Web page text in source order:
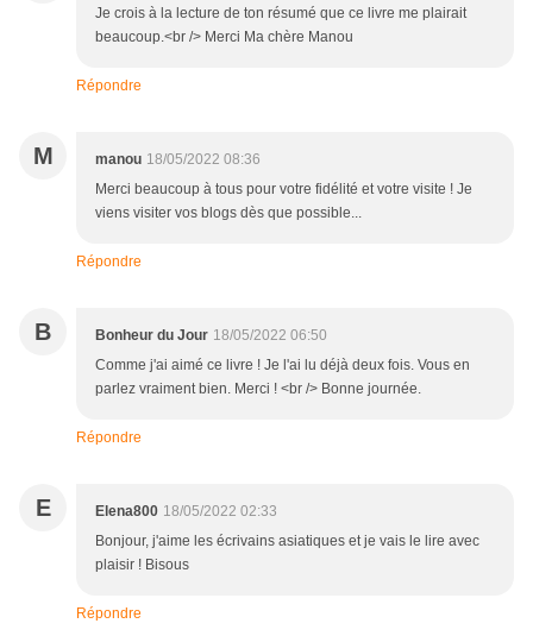
Je crois à la lecture de ton résumé que ce livre me plairait
beaucoup.<br /> Merci Ma chère Manou
Répondre
M manou 18/05/2022 08:36
Merci beaucoup à tous pour votre fidélité et votre visite ! Je
viens visiter vos blogs dès que possible...
Répondre
B Bonheur du Jour 18/05/2022 06:50
Comme j'ai aimé ce livre ! Je l'ai lu déjà deux fois. Vous en
parlez vraiment bien. Merci ! <br /> Bonne journée.
Répondre
E Elena800 18/05/2022 02:33
Bonjour, j'aime les écrivains asiatiques et je vais le lire avec
plaisir ! Bisous
Répondre